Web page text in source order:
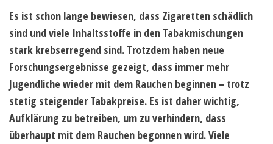
Es ist schon lange bewiesen, dass Zigaretten schädlich
sind und viele Inhaltsstoffe in den Tabakmischungen
stark krebserregend sind. Trotzdem haben neue
Forschungsergebnisse gezeigt, dass immer mehr
Jugendliche wieder mit dem Rauchen beginnen – trotz
stetig steigender Tabakpreise. Es ist daher wichtig,
Aufklärung zu betreiben, um zu verhindern, dass
überhaupt mit dem Rauchen begonnen wird. Viele